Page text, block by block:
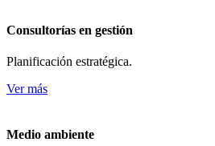
Consultorías en gestión
Planificación estratégica.
Ver más
Medio ambiente